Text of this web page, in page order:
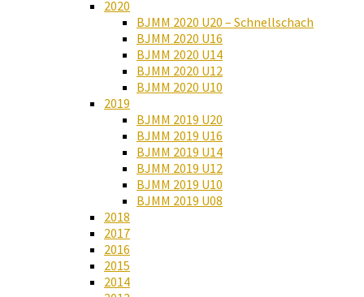
2020
BJMM 2020 U20 – Schnellschach
BJMM 2020 U16
BJMM 2020 U14
BJMM 2020 U12
BJMM 2020 U10
2019
BJMM 2019 U20
BJMM 2019 U16
BJMM 2019 U14
BJMM 2019 U12
BJMM 2019 U10
BJMM 2019 U08
2018
2017
2016
2015
2014